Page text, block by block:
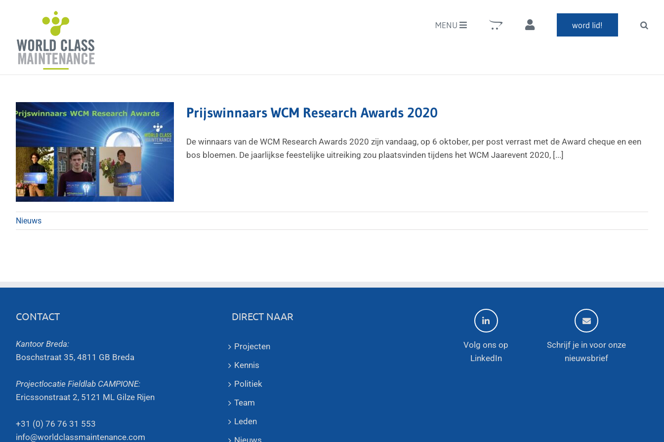
MENU word lid!
Prijswinnaars WCM Research Awards 2020
De winnaars van de WCM Research Awards 2020 zijn vandaag, op 6 oktober, per post verrast met de Award cheque en een
bos bloemen. De jaarlijkse feestelijke uitreiking zou plaatsvinden tijdens het WCM Jaarevent 2020, [...]
Nieuws
CONTACT
Kantoor Breda:
Boschstraat 35, 4811 GB Breda
Projectlocatie Fieldlab CAMPIONE:
Ericssonstraat 2, 5121 ML Gilze Rijen
+31 (0) 76 76 31 553
info@worldclassmaintenance.com
DIRECT NAAR
Projecten
Kennis
Politiek
Team
Leden
Nieuws
Volg ons op
LinkedIn
Schrijf je in voor onze
nieuwsbrief